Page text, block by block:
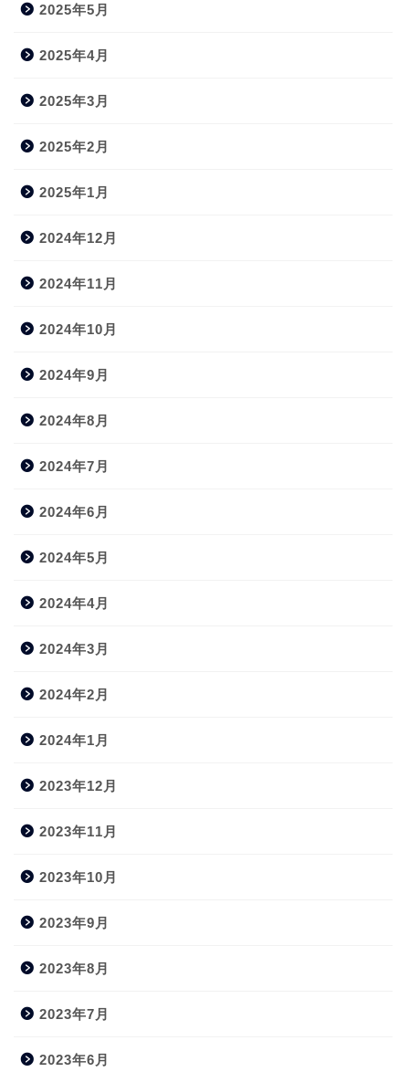
2025年5月
2025年4月
2025年3月
2025年2月
2025年1月
2024年12月
2024年11月
2024年10月
2024年9月
2024年8月
2024年7月
2024年6月
2024年5月
2024年4月
2024年3月
2024年2月
2024年1月
2023年12月
2023年11月
2023年10月
2023年9月
2023年8月
2023年7月
2023年6月